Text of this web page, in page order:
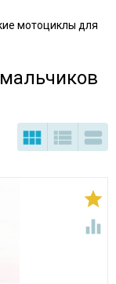
мотоциклы для
  

